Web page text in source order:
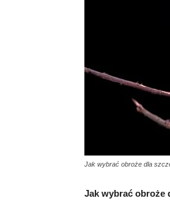
Jak wybrać obroże dla
Jak wybrać obroże